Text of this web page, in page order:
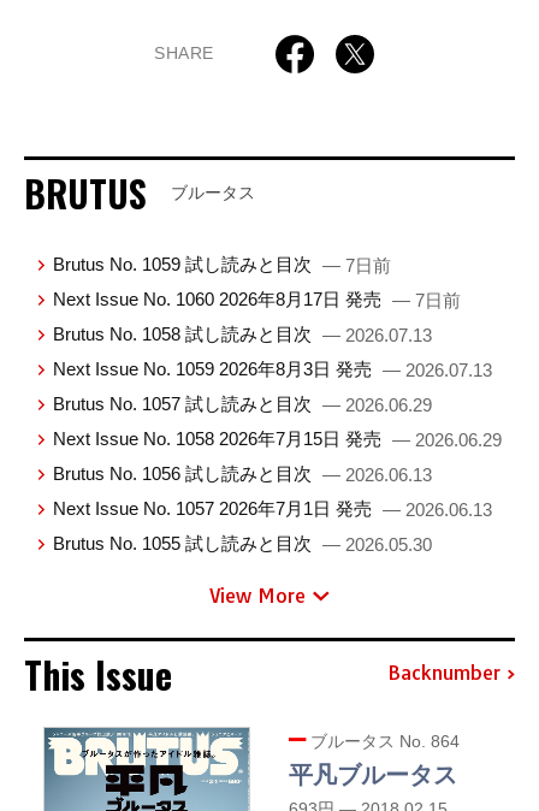
SHARE
BRUTUS ブルータス
Brutus No. 1059 試し読みと目次 — 7日前
Next Issue No. 1060 2026年8月17日 発売 — 7日前
Brutus No. 1058 試し読みと目次 — 2026.07.13
Next Issue No. 1059 2026年8月3日 発売 — 2026.07.13
Brutus No. 1057 試し読みと目次 — 2026.06.29
Next Issue No. 1058 2026年7月15日 発売 — 2026.06.29
Brutus No. 1056 試し読みと目次 — 2026.06.13
Next Issue No. 1057 2026年7月1日 発売 — 2026.06.13
Brutus No. 1055 試し読みと目次 — 2026.05.30
View More
This Issue Backnumber
ブルータス No. 864
平凡ブルータス